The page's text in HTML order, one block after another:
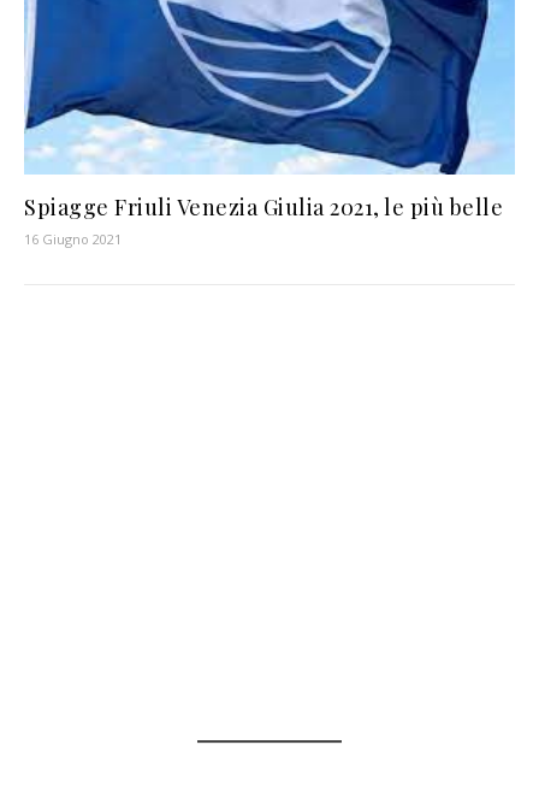
Spiagge Friuli Venezia Giulia 2021, le più belle
16 Giugno 2021